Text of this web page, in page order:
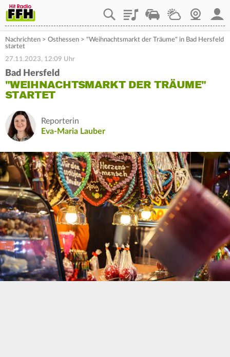
PlaylistStaupilotWetterWebcam
Nachrichten > Osthessen > "Weihnachtsmarkt der Träume" in Bad Hersfeld
startet
27.11.2023, 12:09 Uhr
Bad Hersfeld
"WEIHNACHTSMARKT DER TRÄUME"
STARTET
Reporterin
Eva-Maria Lauber